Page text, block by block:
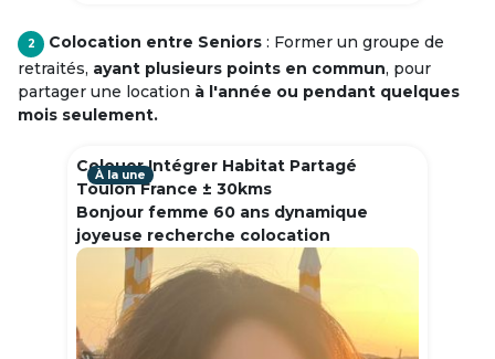
2 Colocation entre Seniors : Former un groupe de
retraités, ayant plusieurs points en commun, pour
partager une location à l'année ou pendant quelques
mois seulement.
Colouer Intégrer Habitat Partagé
Toulon France ± 30kms
Bonjour femme 60 ans dynamique
joyeuse recherche colocation
À la une